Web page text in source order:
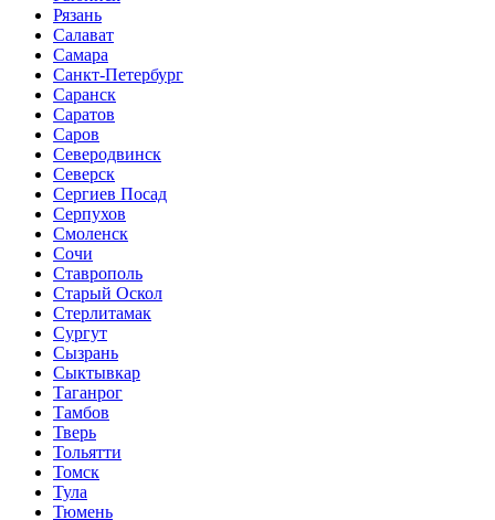
Рязань
Салават
Самара
Санкт-Петербург
Саранск
Саратов
Саров
Северодвинск
Северск
Сергиев Посад
Серпухов
Смоленск
Сочи
Ставрополь
Старый Оскол
Стерлитамак
Сургут
Сызрань
Сыктывкар
Таганрог
Тамбов
Тверь
Тольятти
Томск
Тула
Тюмень